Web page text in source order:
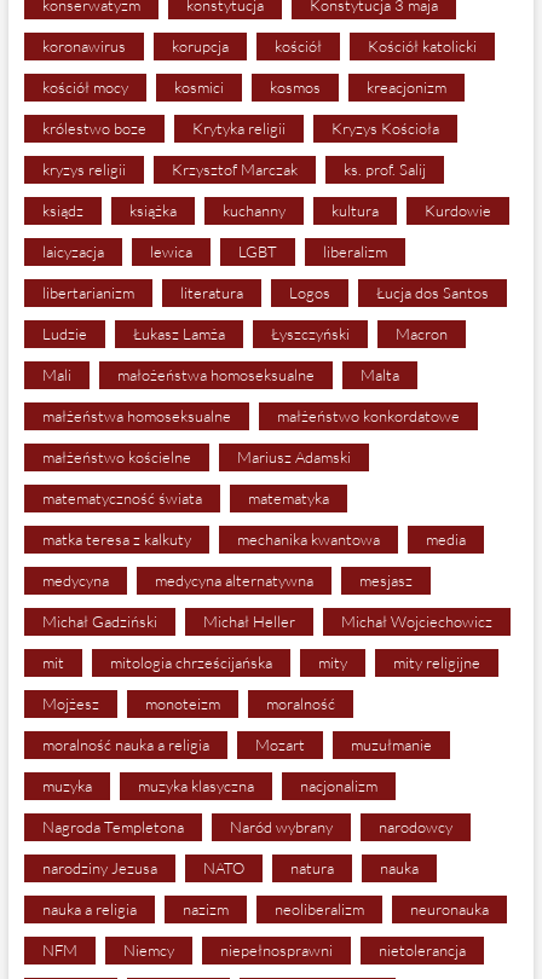
konserwatyzm konstytucja Konstytucja 3 maja
koronawirus korupcja kościół Kościół katolicki
kościół mocy kosmici kosmos kreacjonizm
królestwo boze Krytyka religii Kryzys Kościoła
kryzys religii Krzysztof Marczak ks. prof. Salij
ksiądz książka kuchanny kultura Kurdowie
laicyzacja lewica LGBT liberalizm
libertarianizm literatura Logos Łucja dos Santos
Ludzie Łukasz Lamża Łyszczyński Macron
Mali małożeństwa homoseksualne Malta
małżeństwa homoseksualne małżeństwo konkordatowe
małżeństwo kościelne Mariusz Adamski
matematyczność świata matematyka
matka teresa z kalkuty mechanika kwantowa media
medycyna medycyna alternatywna mesjasz
Michał Gadziński Michał Heller Michał Wojciechowicz
mit mitologia chrześcijańska mity mity religijne
Mojżesz monoteizm moralność
moralność nauka a religia Mozart muzułmanie
muzyka muzyka klasyczna nacjonalizm
Nagroda Templetona Naród wybrany narodowcy
narodziny Jezusa NATO natura nauka
nauka a religia nazizm neoliberalizm neuronauka
NFM Niemcy niepełnosprawni nietolerancja